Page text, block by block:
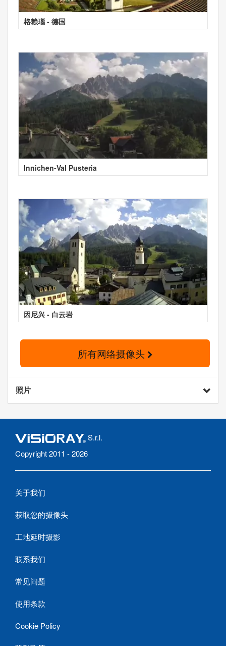
格赖瑙 - 德国
Innichen-Val Pusteria
因尼兴 - 白云岩
所有网络摄像头
照片
S.r.l.
Copyright 2011 - 2026
关于我们
获取您的摄像头
工地延时摄影
联系我们
常见问题
使用条款
Cookie Policy